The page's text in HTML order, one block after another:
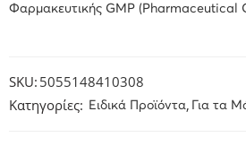
Φαρμακευτικής GMP (Pharmaceutical
SKU: 5055148410308
Κατηγορίες:
Eιδικά Προϊόντα, Για τα